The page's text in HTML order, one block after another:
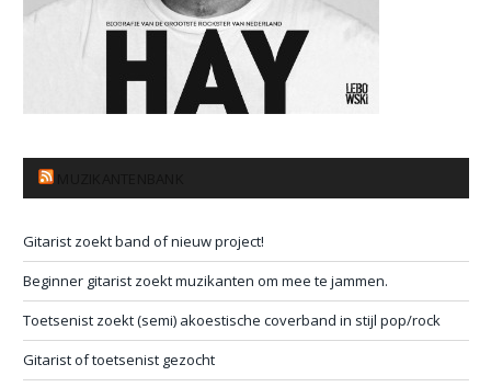
Gitarist zoekt band of nieuw project!
Beginner gitarist zoekt muzikanten om mee te jammen.
Toetsenist zoekt (semi) akoestische coverband in stijl pop/rock
Gitarist of toetsenist gezocht